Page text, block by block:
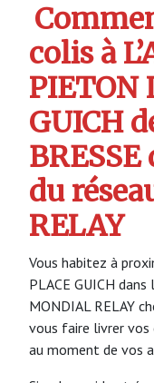
colis à
PIETON
GUICH
du
RELAY
Vous habitez à
PLACE GUICH
MONDIAL RELAY
vous faire livrer vos
au moment de vos